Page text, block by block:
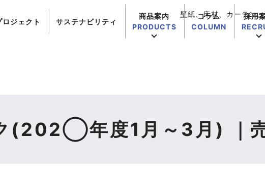
壁紙、床材、カーテン
ジェクト サステナビリティ
商品案内
PRODUCTS
コラム
COLUMN
採用
(202◯年度1月～3月) ｜